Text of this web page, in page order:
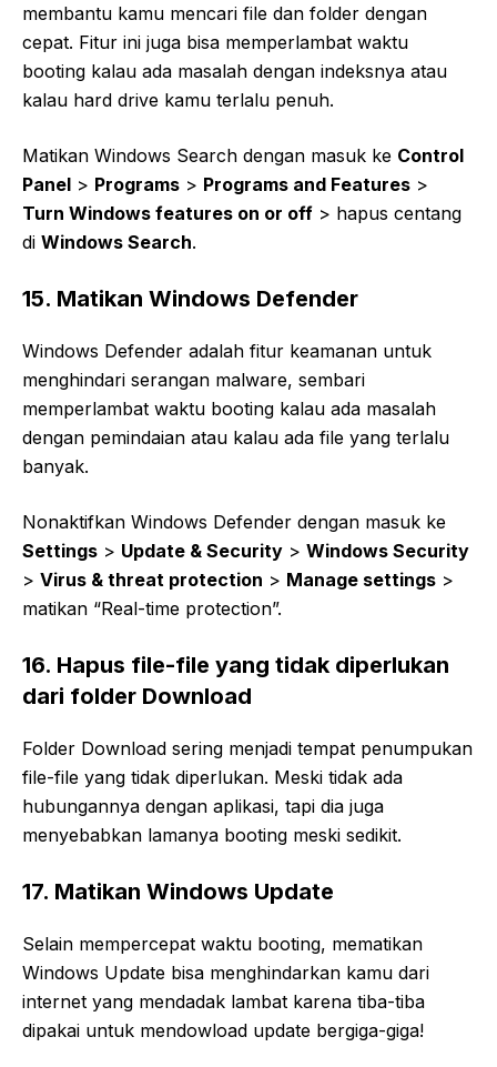
membantu kamu mencari file dan folder dengan
cepat. Fitur ini juga bisa memperlambat waktu
booting kalau ada masalah dengan indeksnya atau
kalau hard drive kamu terlalu penuh.
Matikan Windows Search dengan masuk ke Control
Panel > Programs > Programs and Features >
Turn Windows features on or off > hapus centang
di Windows Search.
15. Matikan Windows Defender
Windows Defender adalah fitur keamanan untuk
menghindari serangan malware, sembari
memperlambat waktu booting kalau ada masalah
dengan pemindaian atau kalau ada file yang terlalu
banyak.
Nonaktifkan Windows Defender dengan masuk ke
Settings > Update & Security > Windows Security
> Virus & threat protection > Manage settings >
matikan “Real-time protection”.
16. Hapus file-file yang tidak diperlukan
dari folder Download
Folder Download sering menjadi tempat penumpukan
file-file yang tidak diperlukan. Meski tidak ada
hubungannya dengan aplikasi, tapi dia juga
menyebabkan lamanya booting meski sedikit.
17. Matikan Windows Update
Selain mempercepat waktu booting, mematikan
Windows Update bisa menghindarkan kamu dari
internet yang mendadak lambat karena tiba-tiba
dipakai untuk mendowload update bergiga-giga!